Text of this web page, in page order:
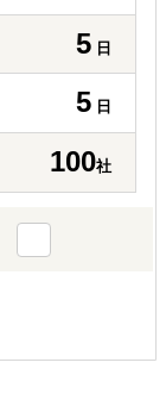
5 日
5 日
100社